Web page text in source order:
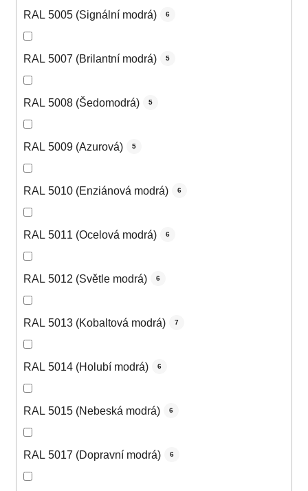
RAL 5005 (Signální modrá) 6
RAL 5007 (Brilantní modrá) 5
RAL 5008 (Šedomodrá) 5
RAL 5009 (Azurová) 5
RAL 5010 (Enziánová modrá) 6
RAL 5011 (Ocelová modrá) 6
RAL 5012 (Světle modrá) 6
RAL 5013 (Kobaltová modrá) 7
RAL 5014 (Holubí modrá) 6
RAL 5015 (Nebeská modrá) 6
RAL 5017 (Dopravní modrá) 6